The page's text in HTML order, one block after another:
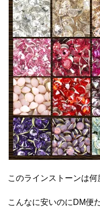
このラインストーンは何
こんなに安いのにDM便